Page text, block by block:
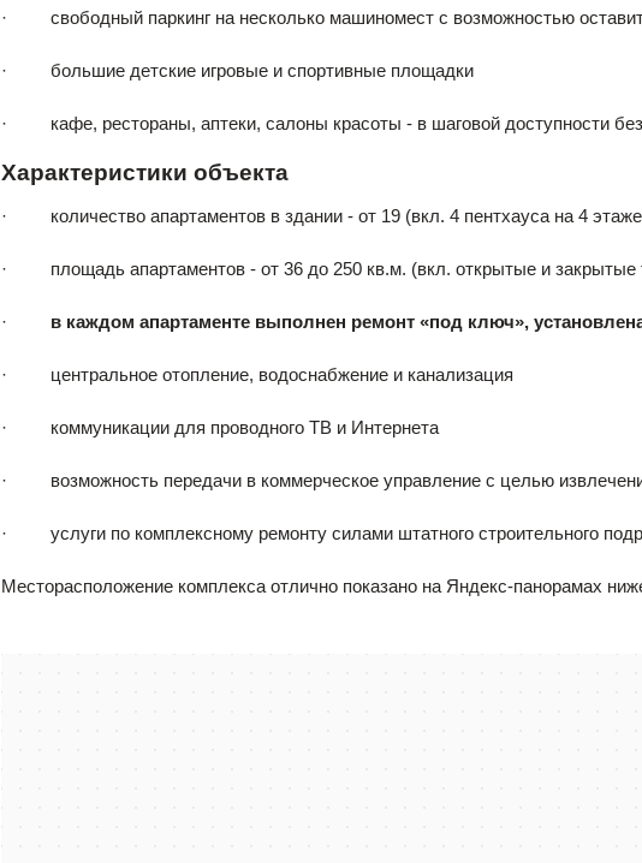
· свободный паркинг на несколько машиномест с возможностью
· большие детские игровые и спортивные площадки
· кафе, рестораны, аптеки, салоны красоты - в шаговой доступности
Характеристики объекта
· количество апартаментов в здании - от 19 (вкл. 4 пентхауса на 4
· площадь апартаментов - от 36 до 250 кв.м. (вкл. открытые и закрытые
· в каждом апартаменте выполнен ремонт «под ключ»,
· центральное отопление, водоснабжение и канализация
· коммуникации для проводного ТВ и Интернета
· возможность передачи в коммерческое управление с целью
· услуги по комплексному ремонту силами штатного строительного
Месторасположение комплекса отлично показано на Яндекс-панорамах